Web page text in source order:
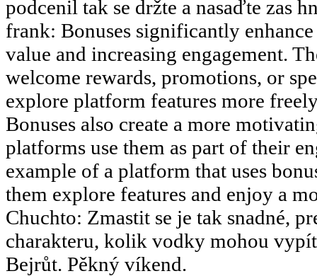
podcenil tak se držte a nasaďte zas
frank: Bonuses significantly
value and increasing engagement.
welcome rewards, promotions, or
explore platform features more
Bonuses also create a more
platforms use them as part of their
example of a platform that uses
them explore features and enjoy a
Chuchto: Zmastit se je tak snadné,
charakteru, kolik vodky mohou
Bejrůt. Pěkný víkend.